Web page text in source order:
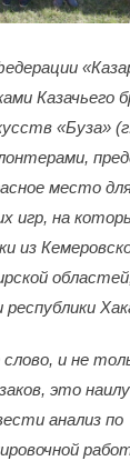
Казачьего
«Буза»
место
игр, на
из
и не
это
анализ по